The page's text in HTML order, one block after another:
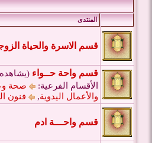
المنتدى
قسم الاسرة والحياة
قسم واحة حــواء (يشاهده 3 زائر)
الأقسام الفرعية:
صحة
والأعمال اليدوية, فنون
قسم واحـــة ادم